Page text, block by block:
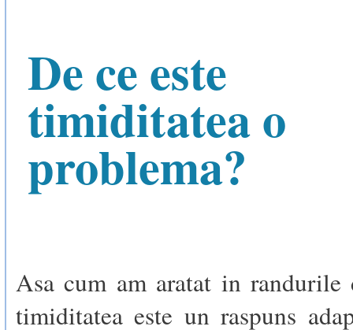
De ce este
timiditatea o
problema?
Asa cum am aratat in randurile
timiditatea este un raspuns